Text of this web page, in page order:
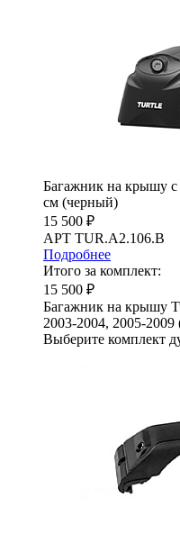
Багажник на крышу с
см (черный)
15 500 ₽
АРТ TUR.A2.106.B
Подробнее
Итого за комплект:
15 500 ₽
Багажник на крышу
2003-2004, 2005-
Выберите комплект